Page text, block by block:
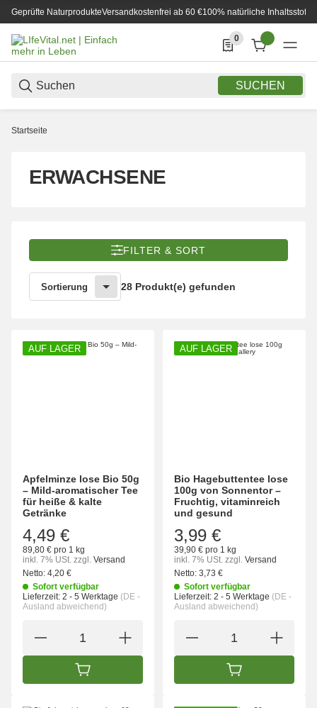
Geprüfte NaturprodukteVersandkostenfrei ab 60 €100% natürliche Inhaltsstoffe
SUCHEN
0
0 Produkte in der
Startseite
ERWACHSENE
FILTER & SORT
Sortierung 28 Produkt(e) gefunden
AUF LAGER
Apfelminze lose Bio 50g
– Mild-aromatischer Tee
für heiße & kalte
Getränke
4,49 €
89,80 € pro 1 kg
inkl. 7% USt. zzgl. Versand
Netto: 4,20 €
Sofort verfügbar
Lieferzeit: 2 - 5 Werktage (DE -
Ausland abweichend)
IN DEN WARENKORB
AUF LAGER
Bio Hagebuttentee lose
100g von Sonnentor –
Fruchtig, vitaminreich
und gesund
3,99 €
39,90 € pro 1 kg
inkl. 7% USt. zzgl. Versand
Netto: 3,73 €
Sofort verfügbar
Lieferzeit: 2 - 5 Werktage (DE -
Ausland abweichend)
IN DEN